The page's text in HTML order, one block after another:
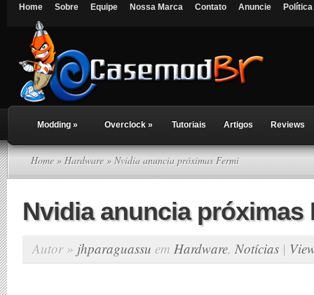
Home Sobre Equipe Nossa Marca Contato Anuncie
Modding » Overclock » Tutoriais Artigos Reviews
Home » Hardware » Nvidia anuncia próximas Fermi
Nvidia anuncia próximas
Autor » jhparaguassu em Hardware, Notícias |